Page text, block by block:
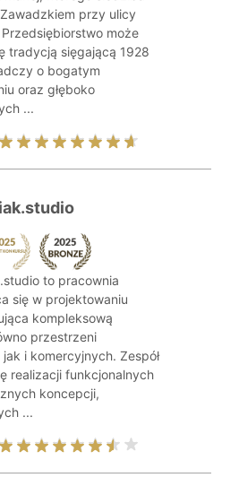
przy ulicy
może
tradycją sięgającą 1928
o bogatym
oraz głęboko
...
to pracownia
się w projektowaniu
kompleksową
przestrzeni
i komercyjnych. Zespół
realizacji funkcjonalnych
koncepcji,
...